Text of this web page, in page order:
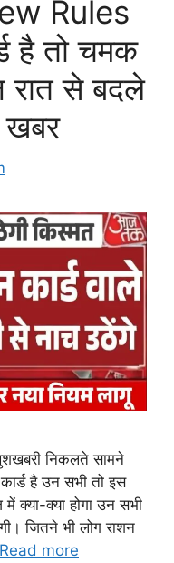
Rules
है तो चमक
से बदले
खबर
निकलते सामने
है उन सभी तो इस
क्या-क्या होगा उन सभी
जितने भी लोग राशन
Read more